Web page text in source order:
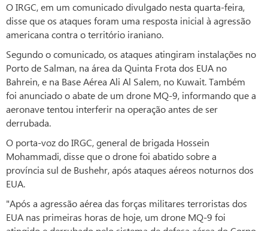
O IRGC, em um comunicado divulgado nesta quarta-feira,
disse que os ataques foram uma resposta inicial à agressão
americana contra o território iraniano.
Segundo o comunicado, os ataques atingiram instalações no
Porto de Salman, na área da Quinta Frota dos EUA no
Bahrein, e na Base Aérea Ali Al Salem, no Kuwait. Também
foi anunciado o abate de um drone MQ-9, informando que a
aeronave tentou interferir na operação antes de ser
derrubada.
O porta-voz do IRGC, general de brigada Hossein
Mohammadi, disse que o drone foi abatido sobre a
província sul de Bushehr, após ataques aéreos noturnos dos
EUA.
"Após a agressão aérea das forças militares terroristas dos
EUA nas primeiras horas de hoje, um drone MQ-9 foi